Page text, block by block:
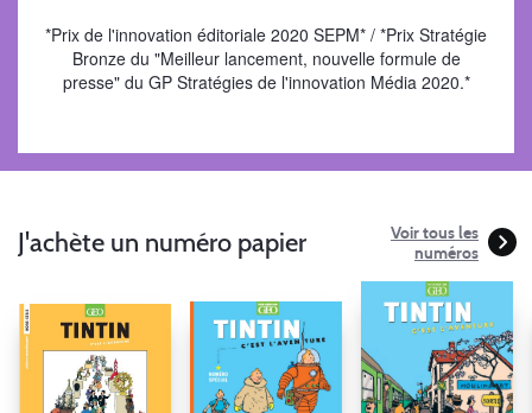
*Prix de l'innovation éditoriale 2020 SEPM* / *Prix Stratégie
Bronze du "Meilleur lancement, nouvelle formule de
presse" du GP Stratégies de l'innovation Média 2020.*
J'achète un numéro papier
Voir tous les
numéros